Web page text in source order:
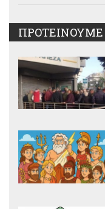
ΠΡΟΤΕΙΝΟΥΜΕ